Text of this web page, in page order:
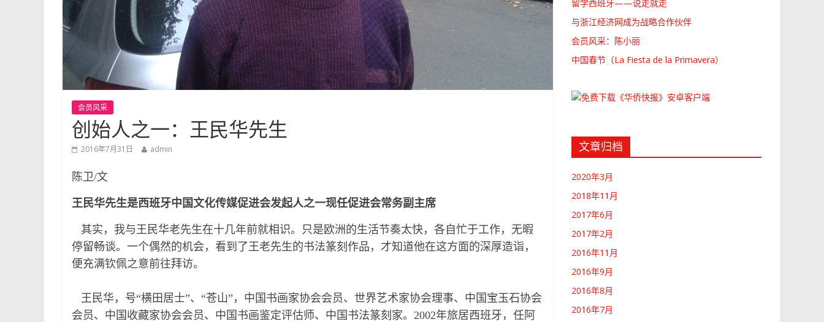
会员风采
创始人之一：王民华先生
2016年7月31日 admin
陈卫/文
王民华先生是西班牙中国文化传媒促进会发起人之一现任促进会常务副主席
其实，我与王民华老先生在十几年前就相识。只是欧洲的生活节奏太快，各自忙于工作，无暇
停留畅谈。一个偶然的机会，看到了王老先生的书法篆刻作品，才知道他在这方面的深厚造诣，
便充满钦佩之意前往拜访。
王民华，号“横田居士”、“苍山”，中国书画家协会会员、世界艺术家协会理事、中国宝玉石协会
会员、中国收藏家协会会员、中国书画鉴定评估师、中国书法篆刻家。2002年旅居西班牙，任阿
留学西班牙——说走就走
与浙江经济网成为战略合作伙伴
会员风采：陈小丽
中国春节（La Fiesta de la Primavera）
文章归档
2020年3月
2018年11月
2017年6月
2017年2月
2016年11月
2016年9月
2016年8月
2016年7月